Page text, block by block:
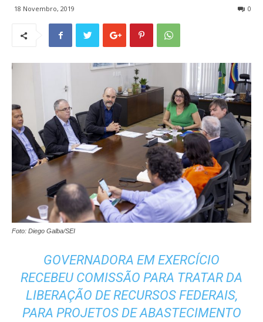
18 Novembro, 2019 0
Foto: Diego Galba/SEI
GOVERNADORA EM EXERCÍCIO
RECEBEU COMISSÃO PARA TRATAR DA
LIBERAÇÃO DE RECURSOS FEDERAIS,
PARA PROJETOS DE ABASTECIMENTO